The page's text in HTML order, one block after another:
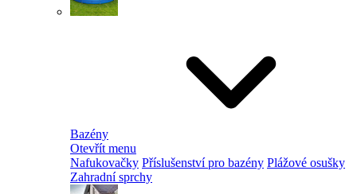
Bazény
Otevřít menu
Nafukovačky Příslušenství pro bazény Plážové osušky
Zahradní sprchy